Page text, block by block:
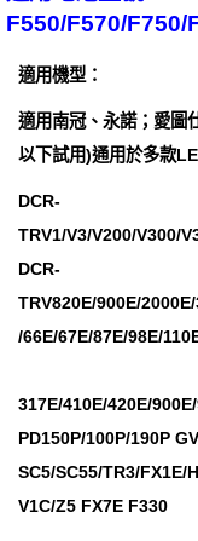
F550/F570/F750/
適用機型：
適用南冠、永諾；愛圖
以下試用)通用於多款
DCR-
TRV1/V3/V200/V300/
DCR-
TRV820E/900E/
/66E/67E/87E/98E/
317E/410E/420E/
PD150P/100P/190P
SC5/SC55/TR3/FX1E/
V1C/Z5 FX7E F330